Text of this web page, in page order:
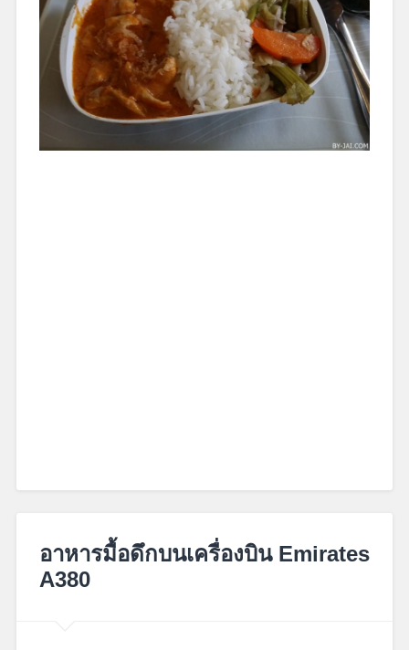
2017
อาหารมื้อดึกบนเครื่องบิน Emirates
A380